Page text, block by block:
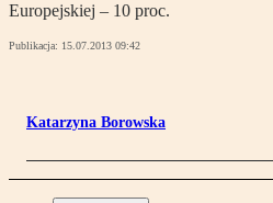
Europejskiej – 10 proc.
Publikacja: 15.07.2013 09:42
Katarzyna Borowska